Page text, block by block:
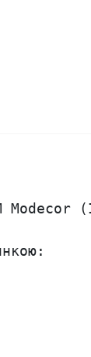
Modecor